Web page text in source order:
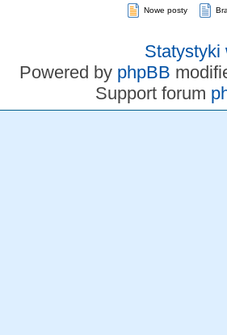
Nowe posty
Statystyki
Powered by phpBB
Support forum